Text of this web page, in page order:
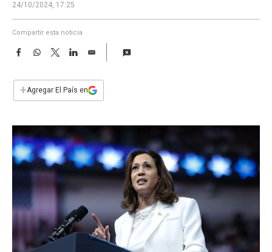
24/10/2024, 17:25
Compartir esta noticia
F
e
b
k
W
s
p
T
w
t
L
n
E
i
l
+Agregar El País en